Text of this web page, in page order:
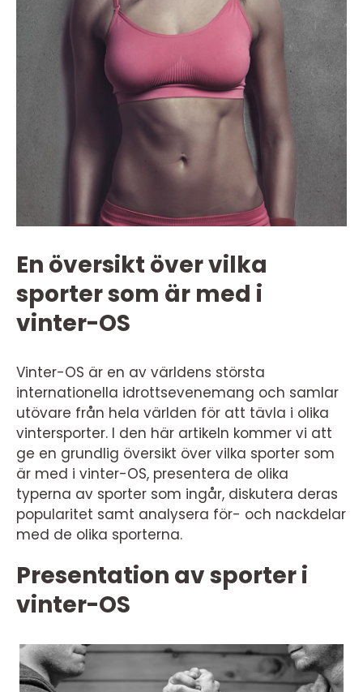
En översikt över vilka
sporter som är med i
vinter-OS
Vinter-OS är en av världens största
internationella idrottsevenemang och samlar
utövare från hela världen för att tävla i olika
vintersporter. I den här artikeln kommer vi att
ge en grundlig översikt över vilka sporter som
är med i vinter-OS, presentera de olika
typerna av sporter som ingår, diskutera deras
popularitet samt analysera för- och nackdelar
med de olika sporterna.
Presentation av sporter i
vinter-OS